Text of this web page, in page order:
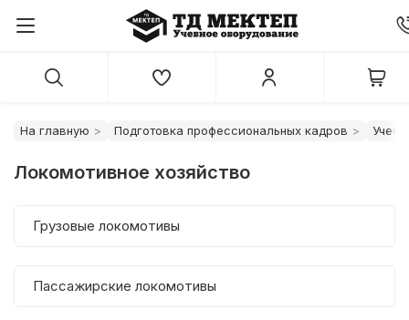
На главную Подготовка профессиональных кадров
Локомотивное хозяйство
Грузовые локомотивы
Пассажирские локомотивы